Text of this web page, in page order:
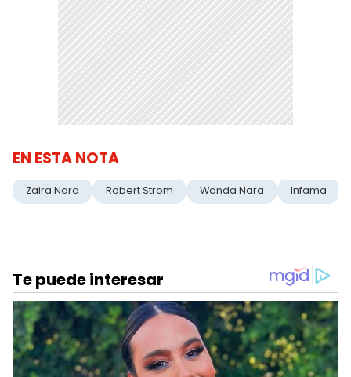
EN ESTA NOTA
Zaira Nara Robert Strom Wanda Nara Infama